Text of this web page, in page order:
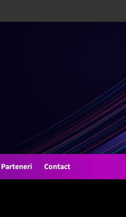
Parteneri Contact